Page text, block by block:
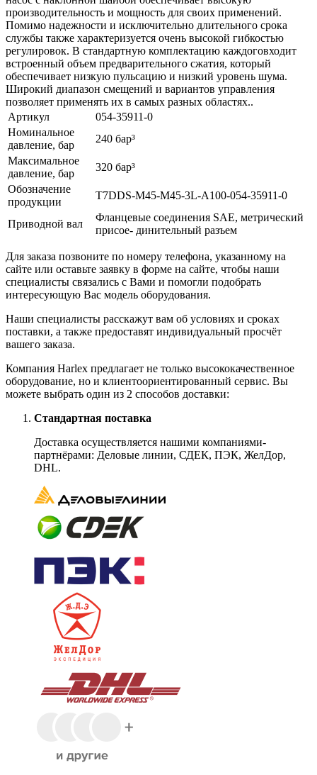
производительность и мощность для своих применений.
Помимо надежности и исключительно длительного срока
службы также характеризуется очень высокой гибкостью
регулировок. В стандартную комплектацию каждоговходит
встроенный объем предварительного сжатия, который
обеспечивает низкую пульсацию и низкий уровень шума.
Широкий диапазон смещений и вариантов управления
позволяет применять их в самых разных областях..
Артикул
054-35911-0
Номинальное
давление, бар
240 бар³
Максимальное
давление, бар
320 бар³
Обозначение
продукции
T7DDS-M45-M45-3L-A100-054-35911-0
Приводной вал
Фланцевые соединения SAE, метрический
присое- динительный разъем
Для заказа позвоните по номеру телефона, указанному на
сайте или оставьте заявку в форме на сайте, чтобы наши
специалисты связались с Вами и помогли подобрать
интересующую Вас модель оборудования.
Наши специалисты расскажут вам об условиях и сроках
поставки, а также предоставят индивидуальный просчёт
вашего заказа.
Компания Harlex предлагает не только высококачественное
оборудование, но и клиентоориентированный сервис. Вы
можете выбрать один из 2 способов доставки:
Стандартная поставка
Доставка осуществляется нашими компаниями-
партнёрами: Деловые линии, СДЕК, ПЭК, ЖелДор,
DHL.